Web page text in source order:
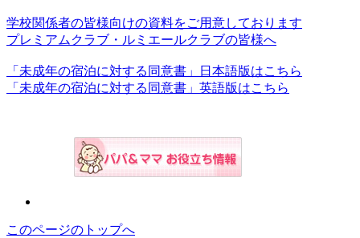
学校関係者の皆様向けの資料をご用意しております
プレミアムクラブ・ルミエールクラブの皆様へ
「未成年の宿泊に対する同意書」日本語版はこちら
「未成年の宿泊に対する同意書」英語版はこちら
このページのトップへ